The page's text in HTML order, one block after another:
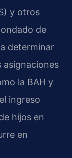
y otros
de
determinar
asignaciones
la BAH y
ingreso
hijos en
en